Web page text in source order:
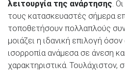
λειτουργία της ανάρτησης.
τους κατασκευαστές σήμερα
τοποθετήσουν πολλαπλούς
μοιάζει η ιδανική επιλογή
ισορροπία ανάμεσα σε άνεση
χαρακτηριστικά. Τουλάχιστον,